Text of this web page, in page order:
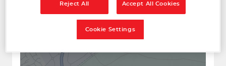
Reject All Accept All Cookies
Cookie Settings